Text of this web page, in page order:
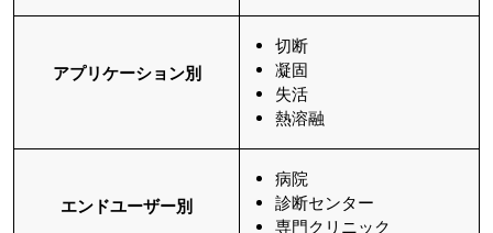
アプリケーション別
切断
凝固
失活
熱溶融
エンドユーザー別
病院
診断センター
専門クリニック